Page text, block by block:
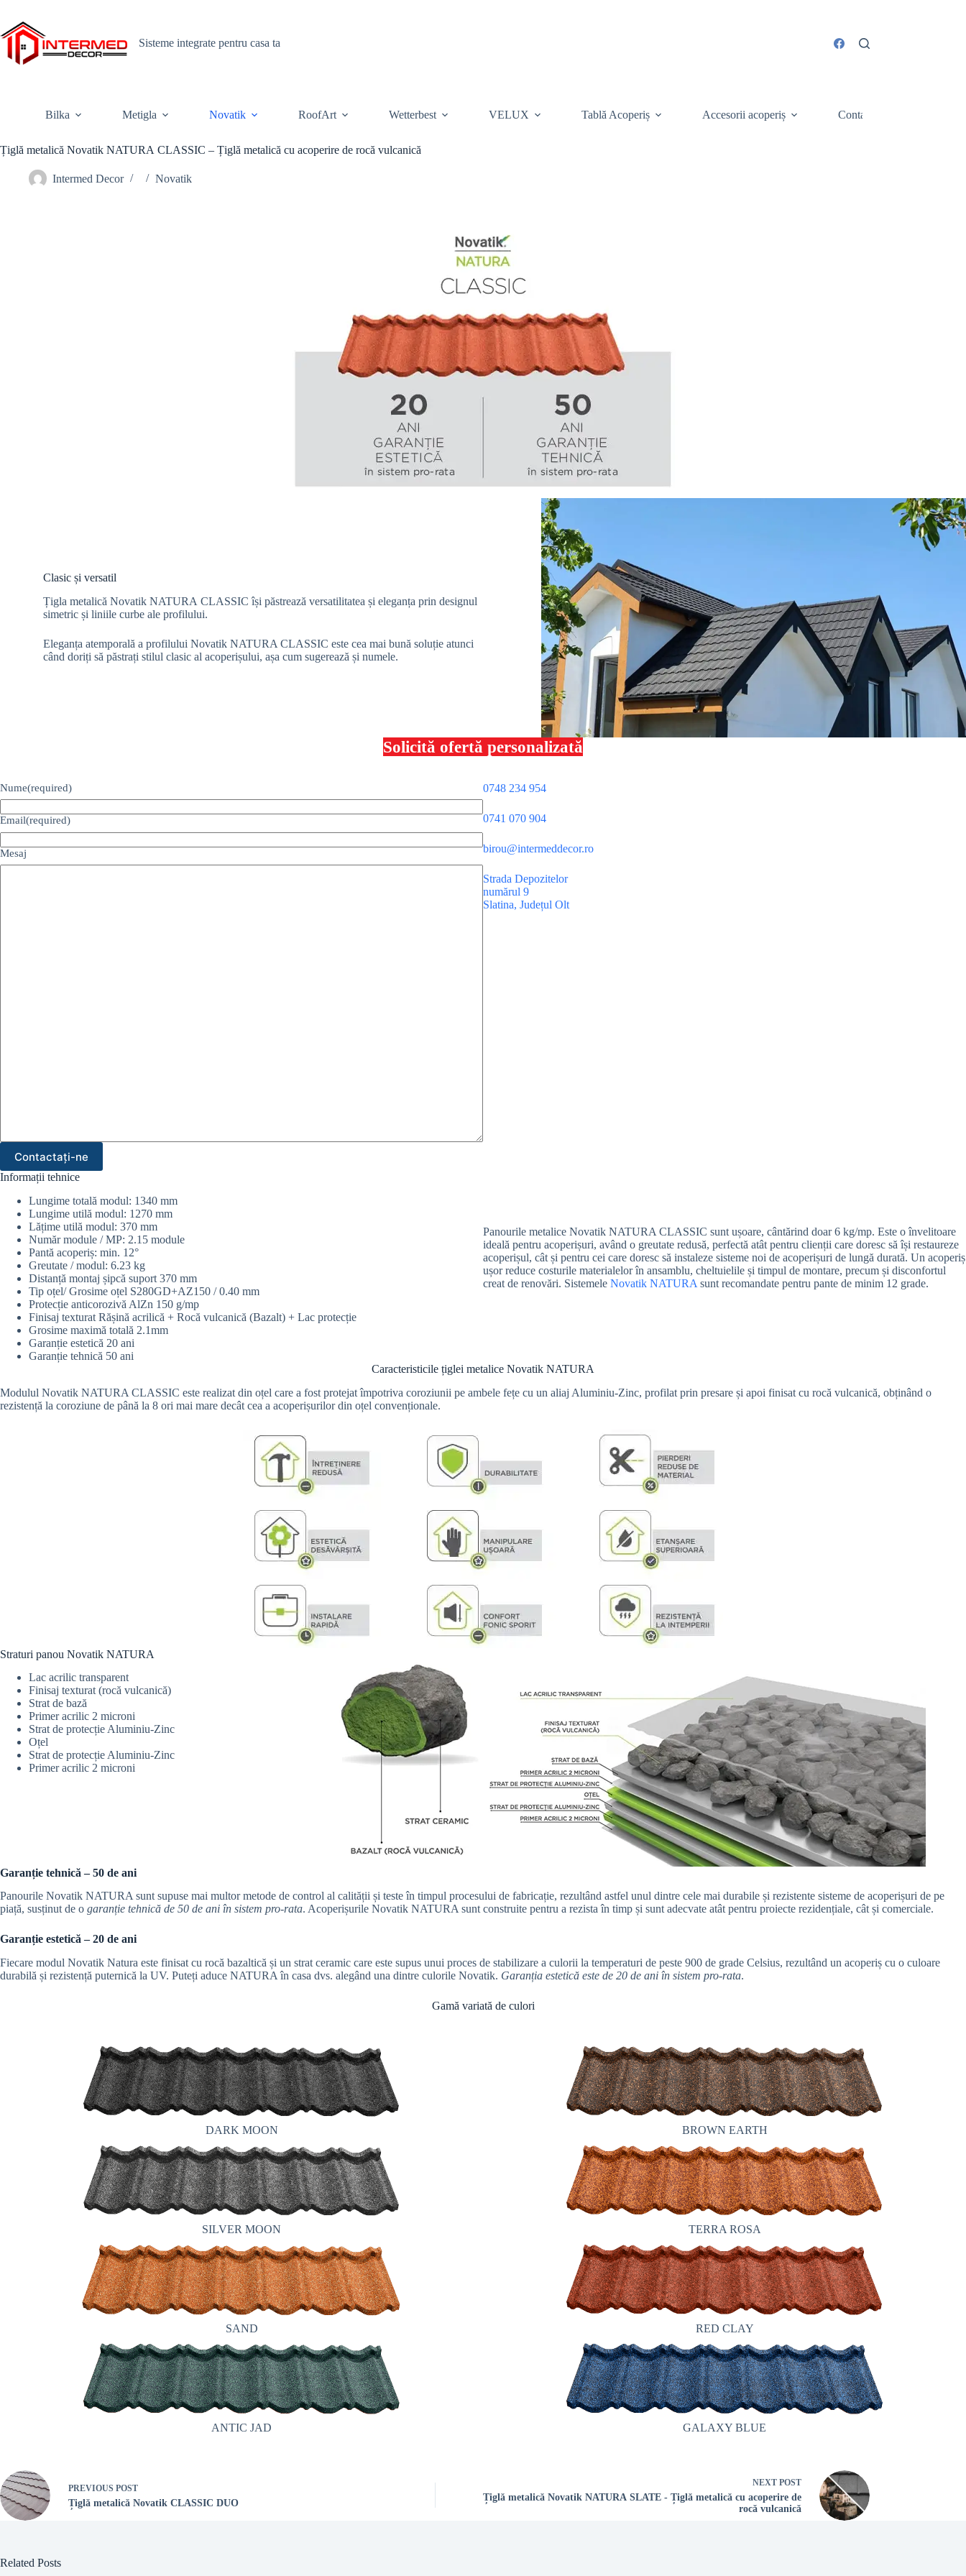
content
Sisteme integrate pentru casa ta
Bilka Metigla Novatik RoofArt Wetterbest VELUX Tablă Acoperiș Accesorii acoperiș Contact
Țiglă metalică Novatik NATURA CLASSIC – Țiglă metalică cu acoperire de rocă vulcanică
Intermed Decor Novatik
Clasic și versatil
Țigla metalică Novatik NATURA CLASSIC își păstrează versatilitatea și eleganța prin designul
simetric și liniile curbe ale profilului.
Eleganța atemporală a profilului Novatik NATURA CLASSIC este cea mai bună soluție atunci
când doriți să păstrați stilul clasic al acoperișului, așa cum sugerează și numele.
Solicită ofertă personalizată
Nume(required)
Email(required)
Mesaj
Contactați-ne
0748 234 954
0741 070 904
birou@intermeddecor.ro
Strada Depozitelor
numărul 9
Slatina, Județul Olt
Informații tehnice
Lungime totală modul: 1340 mm
Lungime utilă modul: 1270 mm
Lățime utilă modul: 370 mm
Număr module / MP: 2.15 module
Pantă acoperiș: min. 12°
Greutate / modul: 6.23 kg
Distanță montaj șipcă suport 370 mm
Tip oțel/ Grosime oțel S280GD+AZ150 / 0.40 mm
Protecție anticorozivă AlZn 150 g/mp
Finisaj texturat Rășină acrilică + Rocă vulcanică (Bazalt) + Lac protecție
Grosime maximă totală 2.1mm
Garanție estetică 20 ani
Garanție tehnică 50 ani
Panourile metalice Novatik NATURA CLASSIC sunt ușoare, cântărind doar 6 kg/mp. Este o învelitoare
ideală pentru acoperișuri, având o greutate redusă, perfectă atât pentru clienții care doresc să își restaureze
acoperișul, cât și pentru cei care doresc să instaleze sisteme noi de acoperișuri de lungă durată. Un acoperiș
ușor reduce costurile materialelor în ansamblu, cheltuielile și timpul de montare, precum și disconfortul
creat de renovări. Sistemele Novatik NATURA sunt recomandate pentru pante de minim 12 grade.
Caracteristicile țiglei metalice Novatik NATURA
Modulul Novatik NATURA CLASSIC este realizat din oțel care a fost protejat împotriva coroziunii pe ambele fețe cu un aliaj Aluminiu-Zinc, profilat prin presare și apoi finisat cu rocă vulcanică, obținând o
rezistență la coroziune de până la 8 ori mai mare decât cea a acoperișurilor din oțel convenționale.
Straturi panou Novatik NATURA
Lac acrilic transparent
Finisaj texturat (rocă vulcanică)
Strat de bază
Primer acrilic 2 microni
Strat de protecție Aluminiu-Zinc
Oțel
Strat de protecție Aluminiu-Zinc
Primer acrilic 2 microni
Garanție tehnică – 50 de ani
Panourile Novatik NATURA sunt supuse mai multor metode de control al calității și teste în timpul procesului de fabricație, rezultând astfel unul dintre cele mai durabile și rezistente sisteme de acoperișuri de pe
piață, susținut de o garanție tehnică de 50 de ani în sistem pro-rata. Acoperișurile Novatik NATURA sunt construite pentru a rezista în timp și sunt adecvate atât pentru proiecte rezidențiale, cât și comerciale.
Garanție estetică – 20 de ani
Fiecare modul Novatik Natura este finisat cu rocă bazaltică și un strat ceramic care este supus unui proces de stabilizare a culorii la temperaturi de peste 900 de grade Celsius, rezultând un acoperiș cu o culoare
durabilă și rezistență puternică la UV. Puteți aduce NATURA în casa dvs. alegând una dintre culorile Novatik. Garanția estetică este de 20 de ani în sistem pro-rata.
Gamă variată de culori
DARK MOON
SILVER MOON
SAND
ANTIC JAD
BROWN EARTH
TERRA ROSA
RED CLAY
GALAXY BLUE
PREVIOUS POST
Țiglă metalică Novatik CLASSIC DUO
NEXT POST
Țiglă metalică Novatik NATURA SLATE - Țiglă metalică cu acoperire de
rocă vulcanică
Related Posts